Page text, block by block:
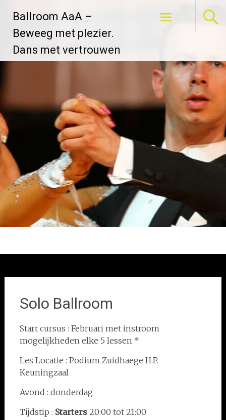
naarBallroom AaA –
Beweeg met plezier.
Dans met vertrouwen
Solo Ballroom
Start cursus : Februari met instroom
mogelijkheden elke 5 lessen *
Les Locatie : Podium Zuidhaege H.P.
Keuningzaal
Avond : donderdag
Tijdstip : Starters20:00 tot 21:00